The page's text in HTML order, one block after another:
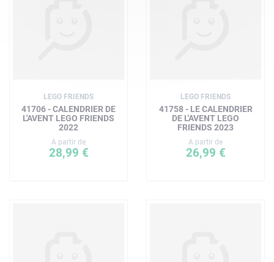
LEGO FRIENDS
41706 - CALENDRIER DE
L'AVENT LEGO FRIENDS
2022
A partir de
28,99 €
LEGO FRIENDS
41758 - LE CALENDRIER
DE L'AVENT LEGO
FRIENDS 2023
A partir de
26,99 €